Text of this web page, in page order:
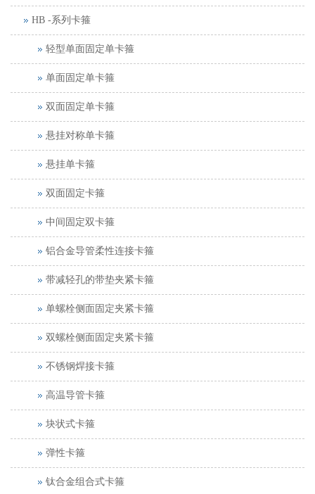
HB -系列卡箍
轻型单面固定单卡箍
单面固定单卡箍
双面固定单卡箍
悬挂对称单卡箍
悬挂单卡箍
双面固定卡箍
中间固定双卡箍
铝合金导管柔性连接卡箍
带减轻孔的带垫夹紧卡箍
单螺栓侧面固定夹紧卡箍
双螺栓侧面固定夹紧卡箍
不锈钢焊接卡箍
高温导管卡箍
块状式卡箍
弹性卡箍
钛合金组合式卡箍